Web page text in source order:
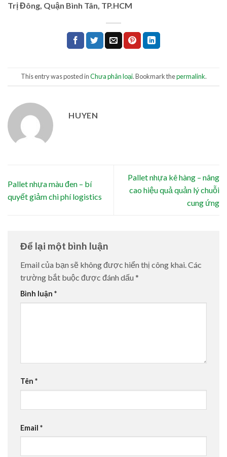
Trị Đông, Quận Bình Tân, TP.HCM
This entry was posted inChưa phân loại. Bookmark thepermalink.
HUYEN
Pallet nhựa màu đen – bí
quyết giảm chi phí logistics
Pallet nhựa kê hàng – nâng
cao hiệu quả quản lý chuỗi
cung ứng
Để lại một bình luận
Email của bạn sẽ không được hiển thị công khai.Các
trường bắt buộc được đánh dấu *
Bình luận *
Tên *
Email *